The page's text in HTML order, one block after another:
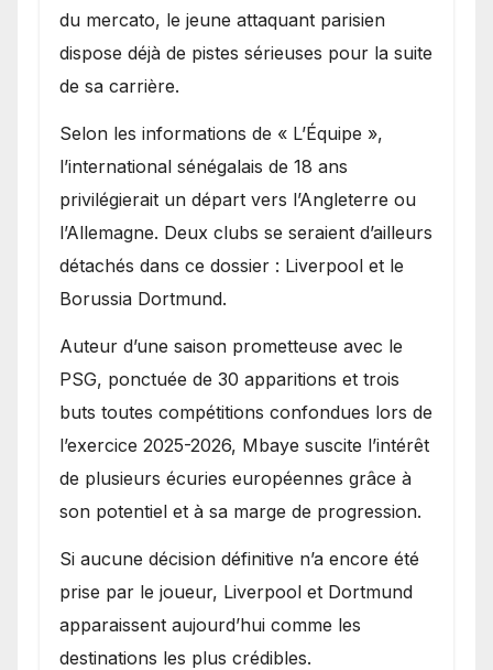
du mercato, le jeune attaquant parisien
dispose déjà de pistes sérieuses pour la suite
de sa carrière.
Selon les informations de « L’Équipe »,
l’international sénégalais de 18 ans
privilégierait un départ vers l’Angleterre ou
l’Allemagne. Deux clubs se seraient d’ailleurs
détachés dans ce dossier : Liverpool et le
Borussia Dortmund.
Auteur d’une saison prometteuse avec le
PSG, ponctuée de 30 apparitions et trois
buts toutes compétitions confondues lors de
l’exercice 2025-2026, Mbaye suscite l’intérêt
de plusieurs écuries européennes grâce à
son potentiel et à sa marge de progression.
Si aucune décision définitive n’a encore été
prise par le joueur, Liverpool et Dortmund
apparaissent aujourd’hui comme les
destinations les plus crédibles.